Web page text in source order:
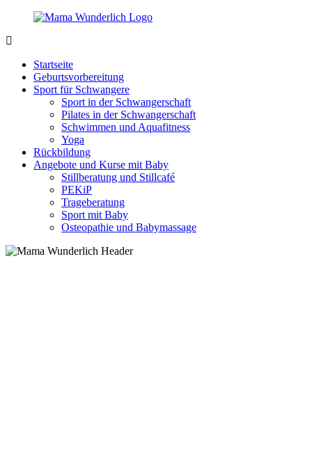
Zurück
Inhalt
sein
wunderbar!
Startseite
Geburtsvorbereitung
Sport für Schwangere
Sport in der Schwangerschaft
Pilates in der Schwangerschaft
Schwimmen und Aquafitness
Yoga
Rückbildung
Angebote und Kurse mit Baby
Stillberatung und Stillcafé
PEKiP
Trageberatung
Sport mit Baby
Osteopathie und Babymassage